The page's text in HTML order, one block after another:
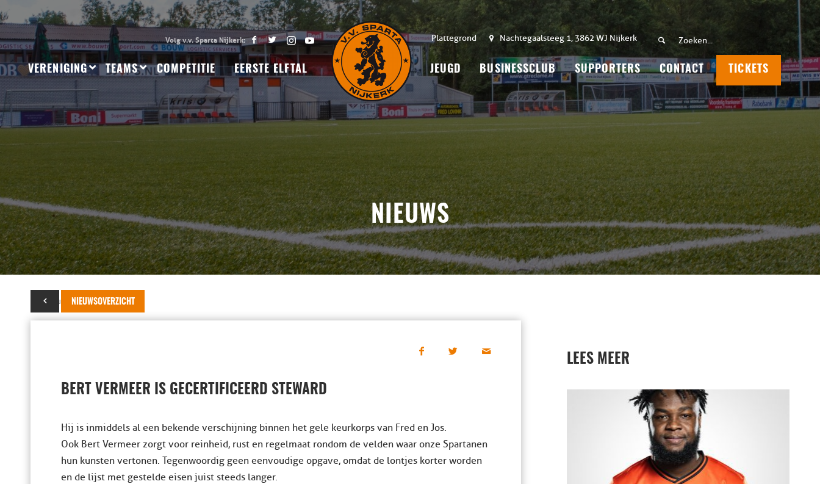
Plattegrond Nachtegaalsteeg 1, 3862 WJ Nijkerk
VERENIGING TEAMS COMPETITIE EERSTE ELFTAL JEUGD BUSINESSCLUB SUPPORTERS CONTACT TICKETS
NIEUWS
NIEUWSOVERZICHT
25 augustus 2023
BERT VERMEER IS GECERTIFICEERD STEWARD
Hij is inmiddels al een bekende verschijning binnen het gele keurkorps van Fred en Jos.
Ook Bert Vermeer zorgt voor reinheid, rust en regelmaat rondom de velden waar onze Spartanen
hun kunsten vertonen. Tegenwoordig geen eenvoudige opgave, omdat de lontjes korter worden
en de lijst met gestelde eisen juist steeds langer.
LEES MEER